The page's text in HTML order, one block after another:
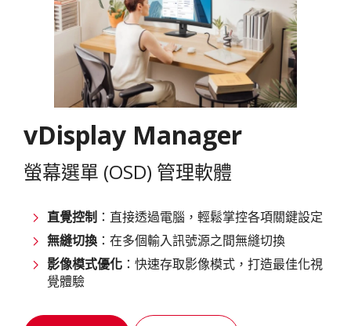
vDisplay Manager
螢幕選單 (OSD) 管理軟體
直覺控制 ：直接透過電腦，輕鬆掌控各項關鍵設定
無縫切換 ：在多個輸入訊號源之間無縫切換
影像模式優化 ：快速存取影像模式，打造最佳化視
覺體驗